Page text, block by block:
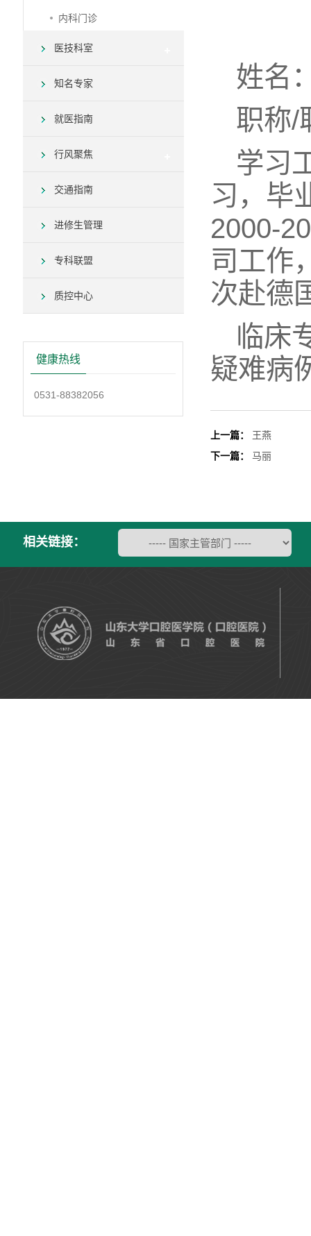
内科门诊
医技科室
知名专家
就医指南
行风聚焦
交通指南
进修生管理
专科联盟
质控中心
健康热线
0531-88382056
姓名
职称/
学习
习，毕
2000-
司工作
次赴德
临床
疑难病
上一篇：
王燕
下一篇：
马丽
相关链接：